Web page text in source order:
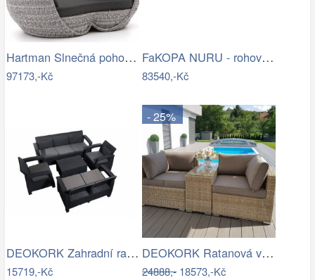
Hartman Slnečná pohovka COSTA RICA Mdum
97173,-Kč
FaKOPA NURU - rohová sedačka Becky Mdum
83540,-Kč
DEOKORK Zahradní ratanová sestava …
15719,-Kč
- 25%
DEOKORK Ratanová variabilní sestava…
24888,-18573,-Kč